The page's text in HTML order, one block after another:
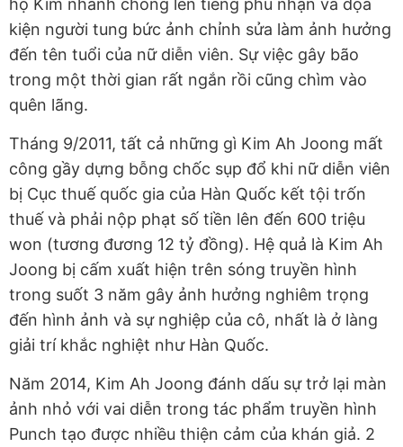
họ Kim nhanh chóng lên tiếng phủ nhận và dọa
kiện người tung bức ảnh chỉnh sửa làm ảnh hưởng
đến tên tuổi của nữ diễn viên. Sự việc gây bão
trong một thời gian rất ngắn rồi cũng chìm vào
quên lãng.
Tháng 9/2011, tất cả những gì Kim Ah Joong mất
công gầy dựng bỗng chốc sụp đổ khi nữ diễn viên
bị Cục thuế quốc gia của Hàn Quốc kết tội trốn
thuế và phải nộp phạt số tiền lên đến 600 triệu
won (tương đương 12 tỷ đồng). Hệ quả là Kim Ah
Joong bị cấm xuất hiện trên sóng truyền hình
trong suốt 3 năm gây ảnh hưởng nghiêm trọng
đến hình ảnh và sự nghiệp của cô, nhất là ở làng
giải trí khắc nghiệt như Hàn Quốc.
Năm 2014, Kim Ah Joong đánh dấu sự trở lại màn
ảnh nhỏ với vai diễn trong tác phẩm truyền hình
Punch tạo được nhiều thiện cảm của khán giả. 2